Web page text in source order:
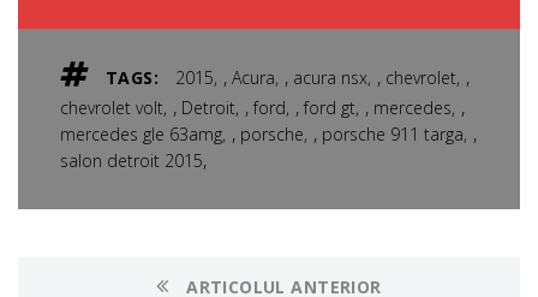
TAGS: 2015 ,Acura , acura nsx , chevrolet ,
chevrolet volt , Detroit , ford , ford gt , mercedes ,
mercedes gle 63amg , porsche , porsche 911 targa ,
salon detroit 2015,
ARTICOLUL ANTERIOR